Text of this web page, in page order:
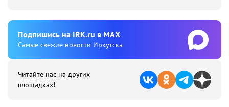
Подпишиcь на IRK.ru в MAX
Cамые свежие новости Иркутска
Читайте нас на других
площадках!